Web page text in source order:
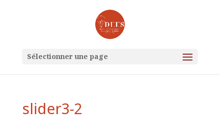
Sélectionner une page
slider3-2